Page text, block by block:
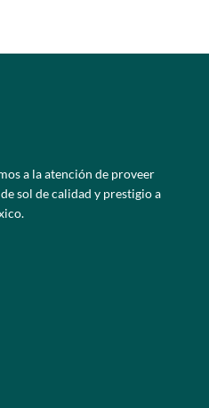
a la atención de proveer
sol de calidad y prestigio a